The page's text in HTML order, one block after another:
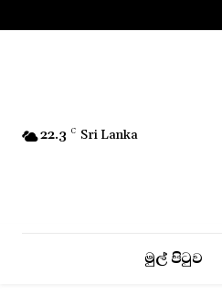
22.3 C Sri Lanka
මුල් පිටුව